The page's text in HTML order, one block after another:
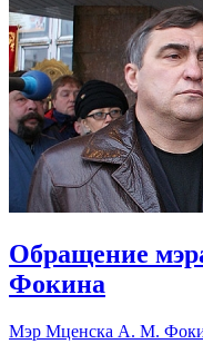
Обращение
Фокина
Мэр Мценска А. М.